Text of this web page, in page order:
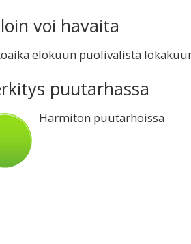
voi havaita
elokuun puolivälistä
puutarhassa
Harmiton puutarhoissa